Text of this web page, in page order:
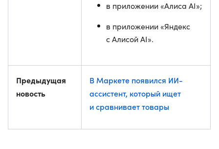
в приложении «Алиса AI»;
в приложении «Яндекс
с Алисой AI».
Предыдущая
новость
В Маркете появился ИИ-
ассистент, который ищет
и сравнивает товары